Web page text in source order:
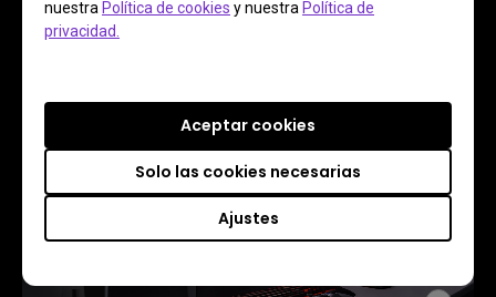
nuestra Política de cookies y nuestra Política de
privacidad.
Ajustes
Solo las cookies necesarias
Aceptar cookies
ajustes rápidamente.